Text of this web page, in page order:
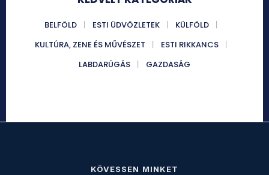
BELFÖLD ESTI ÜDVÖZLETEK
KÜLFÖLD
KULTÚRA, ZENE ÉS MŰVÉSZET
ESTI RIKKANCS
LABDARÚGÁS
GAZDASÁG
KÖVESSEN MINKET